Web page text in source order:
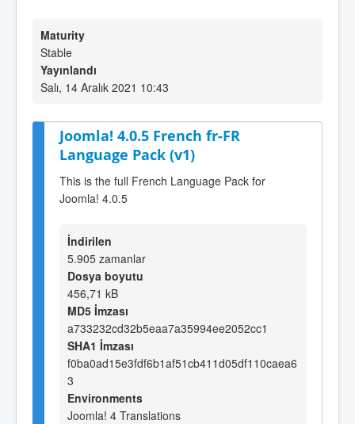
Maturity
Stable
Yayınlandı
Salı, 14 Aralık 2021 10:43
Joomla! 4.0.5 French fr-FR
Language Pack (v1)
This is the full French Language Pack for
Joomla! 4.0.5
İndirilen
5.905 zamanlar
Dosya boyutu
456,71 kB
MD5 İmzası
a733232cd32b5eaa7a35994ee2052cc1
SHA1 İmzası
f0ba0ad15e3fdf6b1af51cb411d05df110caea6
3
Environments
Joomla! 4 Translations